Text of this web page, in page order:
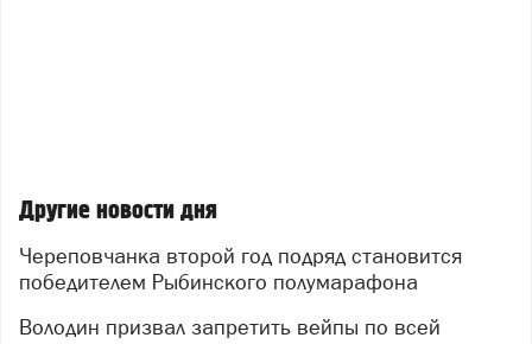
Другие новости дня
Череповчанка второй год подряд становится
победителем Рыбинского полумарафона
Володин призвал запретить вейпы по всей